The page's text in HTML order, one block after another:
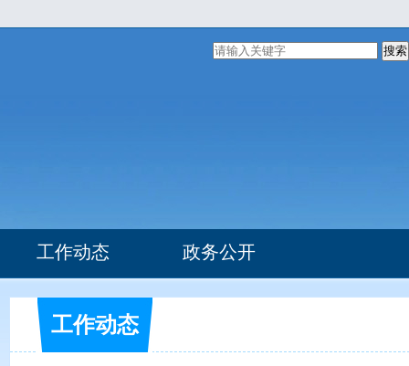
搜索
工作动态 政务公开
组织机构 部门文件
工作动态